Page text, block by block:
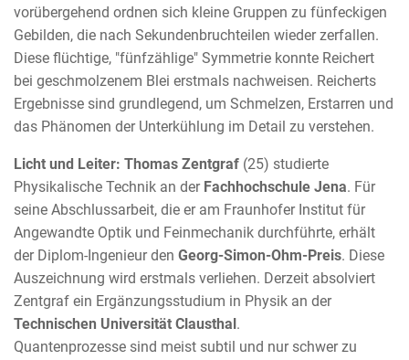
vorübergehend ordnen sich kleine Gruppen zu fünfeckigen
Gebilden, die nach Sekundenbruchteilen wieder zerfallen.
Diese flüchtige, "fünfzählige" Symmetrie konnte Reichert
bei geschmolzenem Blei erstmals nachweisen. Reicherts
Ergebnisse sind grundlegend, um Schmelzen, Erstarren und
das Phänomen der Unterkühlung im Detail zu verstehen.
Licht und Leiter: Thomas Zentgraf (25) studierte
Physikalische Technik an der Fachhochschule Jena. Für
seine Abschlussarbeit, die er am Fraunhofer Institut für
Angewandte Optik und Feinmechanik durchführte, erhält
der Diplom-Ingenieur den Georg-Simon-Ohm-Preis. Diese
Auszeichnung wird erstmals verliehen. Derzeit absolviert
Zentgraf ein Ergänzungsstudium in Physik an der
Technischen Universität Clausthal .
Quantenprozesse sind meist subtil und nur schwer zu